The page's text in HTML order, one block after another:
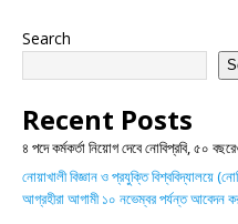
Search
Recent Posts
৪ পদে কর্মকর্তা নিয়োগ দেবে নোবিপ্রবি, ৫০
নোয়াখালী বিজ্ঞান ও প্রযুক্তি বিশ্ববিদ্যালয়ে
আগ্রহীরা আগামী ১০ নভেম্বর পর্যন্ত আবেদন